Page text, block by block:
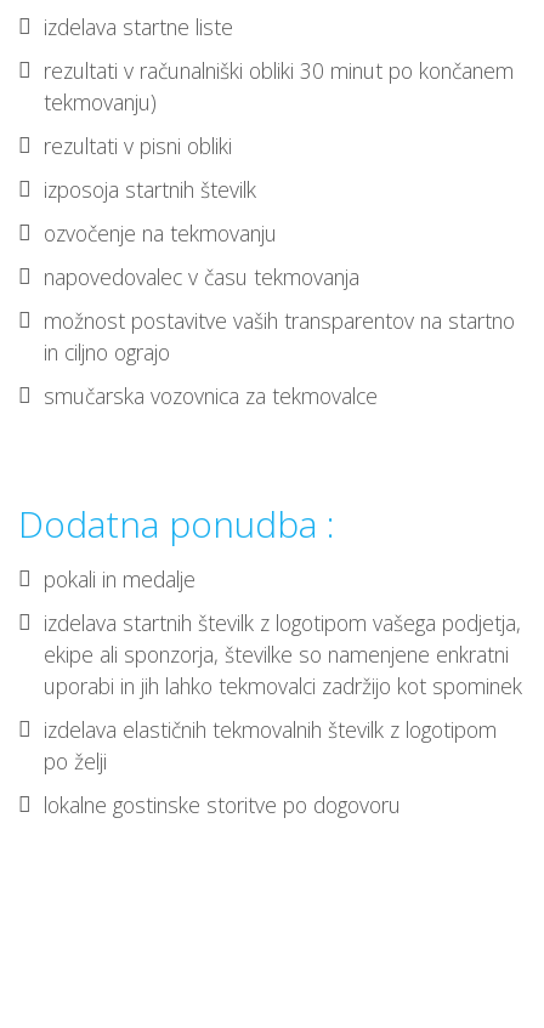
izdelava startne liste
rezultati v računalniški obliki 30 minut po končanem
tekmovanju)
rezultati v pisni obliki
izposoja startnih številk
ozvočenje na tekmovanju
napovedovalec v času tekmovanja
možnost postavitve vaših transparentov na startno
in ciljno ograjo
smučarska vozovnica za tekmovalce
Dodatna ponudba :
pokali in medalje
izdelava startnih številk z logotipom vašega podjetja,
ekipe ali sponzorja, številke so namenjene enkratni
uporabi in jih lahko tekmovalci zadržijo kot spominek
izdelava elastičnih tekmovalnih številk z logotipom
po želji
lokalne gostinske storitve po dogovoru